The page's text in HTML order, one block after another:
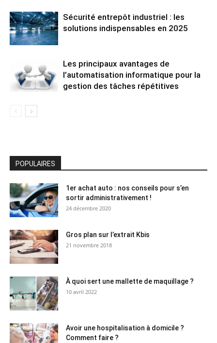
Sécurité entrepôt industriel : les
solutions indispensables en 2025
Les principaux avantages de
l’automatisation informatique pour la
gestion des tâches répétitives
POPULAIRES
1er achat auto : nos conseils pour s’en
sortir administrativement !
24 décembre 2020
Gros plan sur l’extrait Kbis
21 novembre 2018
À quoi sert une mallette de maquillage ?
10 avril 2022
Avoir une hospitalisation à domicile ?
Comment faire ?